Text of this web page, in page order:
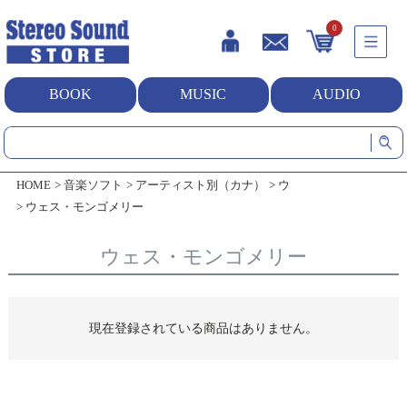
0
BOOK MUSIC AUDIO
HOME 音楽ソフト アーティスト別（カナ）
ウ
ウェス・モンゴメリー
ウェス・モンゴメリー
現在登録されている商品はありません。